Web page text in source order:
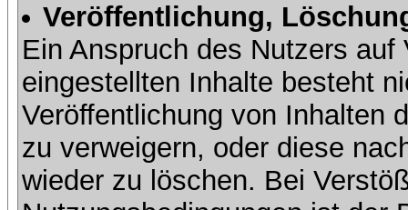
Veröffentlichung,
Ein Anspruch des Nutzers
eingestellten Inhalte besteht
Veröffentlichung von Inhalten
zu verweigern, oder diese
wieder zu löschen. Bei